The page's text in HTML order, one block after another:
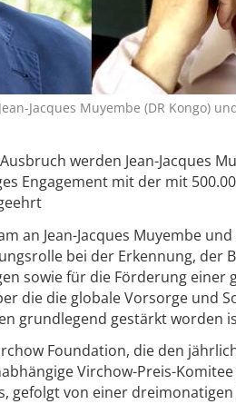
Jacques Muyembe (DR Kongo)
werden Jean-Jacques
Engagement mit der mit
an Jean-Jacques Muyembe
bei der Erkennung, der
sowie für die Förderung einer
die die globale Vorsorge und
grundlegend gestärkt worden
Foundation, die den
Virchow-Preis-
gefolgt von einer dreimonatigen